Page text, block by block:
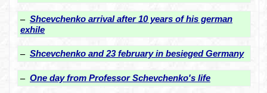
– Shcevchenko arrival after 10 years of his german
exhile
– Shcevchenko and 23 february in besieged Germany
– One day from Professor Schevchenko's life